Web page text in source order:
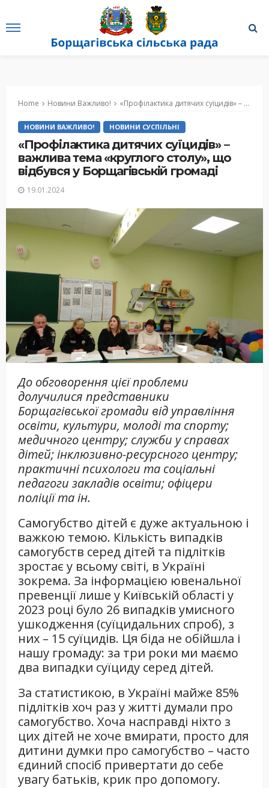
Home Новини Важливо! «Профілактика дитячих суїцидів» – важлива тема «круглого столу», що відбувся у Борщагівській громаді
НОВИНИ ВАЖЛИВО! НОВИНИ СУСПІЛЬНІ
«Профілактика дитячих суїцидів» –
важлива тема «круглого столу», що
відбувся у Борщагівській громаді
19.01.2024
До обговорення цієї проблеми
долучилися представники
Борщагівської громади від управління
освіти, культури, молоді та спорту;
медичного центру; служби у справах
дітей; інклюзивно-ресурсного центру;
практичні психологи та соціальні
педагоги закладів освіти; офіцери
поліції та ін.
Самогубство дітей є дуже актуальною і
важкою темою. Кількість випадків
самогубств серед дітей та підлітків
зростає у всьому світі, в Україні
зокрема. За інформацією ювенальної
превенції лише у Київській області у
2023 році було 26 випадків умисного
ушкодження (суїцидальних спроб), з
них – 15 суїцидів. Ця біда не обійшла і
нашу громаду: за три роки ми маємо
два випадки суїциду серед дітей.
За статистикою, в Україні майже 85%
підлітків хоч раз у житті думали про
самогубство. Хоча насправді ніхто з
цих дітей не хоче вмирати, просто для
дитини думки про самогубство – часто
єдиний спосіб привертати до себе
увагу батьків, крик про допомогу.